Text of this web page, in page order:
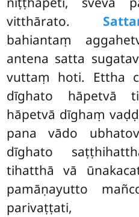
vitthārato.
bahiantaṃ
antena satta
vuttaṃ hoti. Ettha
dīghato hāpetvā
hāpetvā dīghaṃ
pana vādo
dīghato
tihatthā vā
pamāṇayutto
parivaṭṭati,